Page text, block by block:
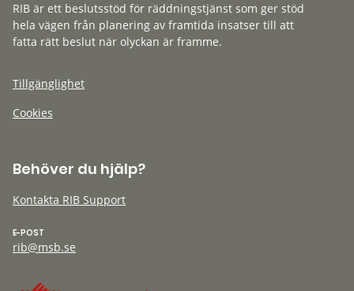
RIB är ett beslutsstöd för räddningstjänst som ger stöd
hela vägen från planering av framtida insatser till att
fatta rätt beslut när olyckan är framme.
Tillgänglighet
Cookies
Behöver du hjälp?
Kontakta RIB Support
E-POST
rib@msb.se